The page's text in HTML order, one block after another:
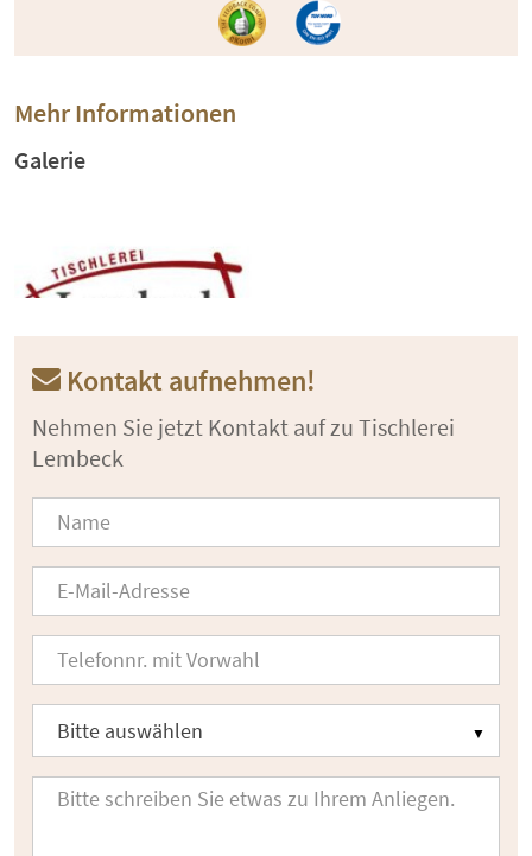
Mehr Informationen
Galerie
Kontakt aufnehmen!
Nehmen Sie jetzt Kontakt auf zu Tischlerei
Lembeck